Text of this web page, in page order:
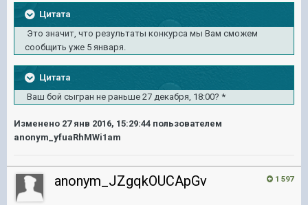
Цитата
Это значит, что результаты конкурса мы Вам сможем
сообщить уже 5 января.
Цитата
Ваш бой сыгран не раньше 27 декабря, 18:00? *
Изменено 27 янв 2016, 15:29:44 пользователем
anonym_yfuaRhMWi1am
1 597
anonym_JZgqkOUCApGv